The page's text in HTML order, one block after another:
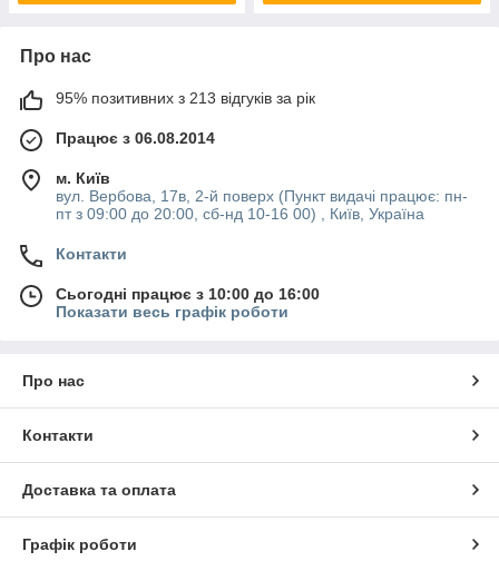
Про нас
95% позитивних з 213 відгуків за рік
Працює з 06.08.2014
м. Київ
вул. Вербова, 17в, 2-й поверх (Пункт видачі працює: пн-
пт з 09:00 до 20:00, сб-нд 10-16 00) , Київ, Україна
Контакти
Сьогодні працює з 10:00 до 16:00
Показати весь графік роботи
Про нас
Контакти
Доставка та оплата
Графік роботи